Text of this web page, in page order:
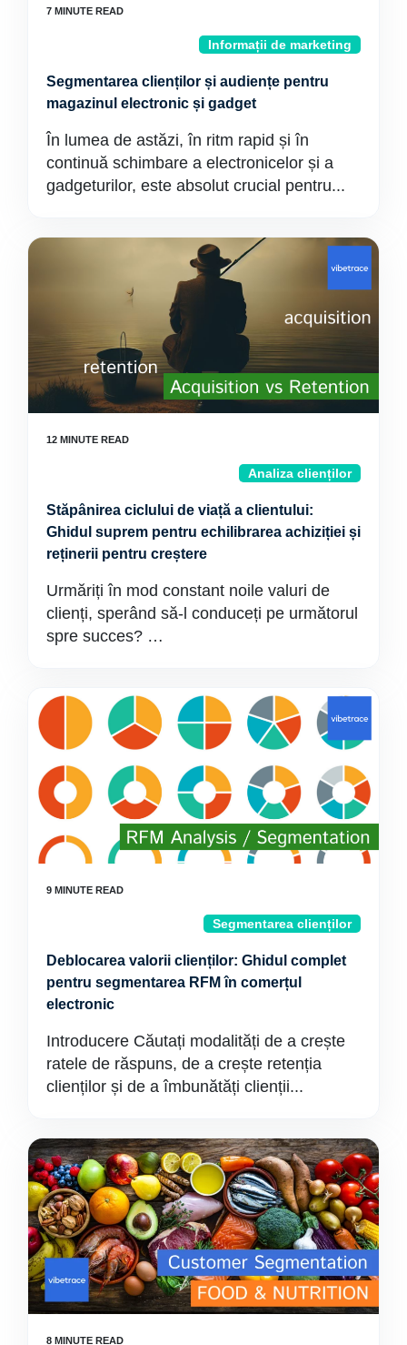
Informații de marketing
Segmentarea clienților și audiențe pentru
magazinul electronic și gadget
În lumea de astăzi, în ritm rapid și în
continuă schimbare a electronicelor și a
gadgeturilor, este absolut crucial pentru...
Analiza clienților
Stăpânirea ciclului de viață a clientului:
Ghidul suprem pentru echilibrarea achiziției și
reținerii pentru creștere
Urmăriți în mod constant noile valuri de
clienți, sperând să-l conduceți pe următorul
spre succes? …
Segmentarea clienților
Deblocarea valorii clienților: Ghidul complet
pentru segmentarea RFM în comerțul
electronic
Introducere Căutați modalități de a crește
ratele de răspuns, de a crește retenția
clienților și de a îmbunătăți clienții...